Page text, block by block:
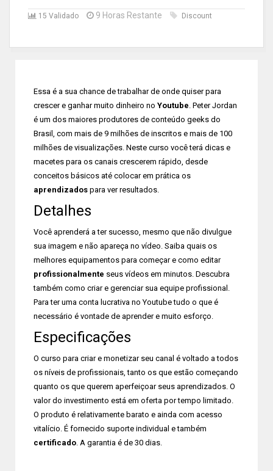
15 Validado 9 Horas Restante Discount
Essa é a sua chance de trabalhar de onde quiser para
crescer e ganhar muito dinheiro no Youtube. Peter Jordan
é um dos maiores produtores de conteúdo geeks do
Brasil, com mais de 9 milhões de inscritos e mais de 100
milhões de visualizações. Neste curso você terá dicas e
macetes para os canais crescerem rápido, desde
conceitos básicos até colocar em prática os
aprendizados para ver resultados.
Detalhes
Você aprenderá a ter sucesso, mesmo que não divulgue
sua imagem e não apareça no vídeo. Saiba quais os
melhores equipamentos para começar e como editar
profissionalmente seus vídeos em minutos. Descubra
também como criar e gerenciar sua equipe profissional.
Para ter uma conta lucrativa no Youtube tudo o que é
necessário é vontade de aprender e muito esforço.
Especificações
O curso para criar e monetizar seu canal é voltado a todos
os níveis de profissionais, tanto os que estão começando
quanto os que querem aperfeiçoar seus aprendizados. O
valor do investimento está em oferta por tempo limitado.
O produto é relativamente barato e ainda com acesso
vitalício. É fornecido suporte individual e também
certificado. A garantia é de 30 dias.